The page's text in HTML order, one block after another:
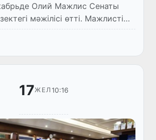
Сенаты
мәжілісі өтті. Мажлисті
Танзила Нарбаева жүргізді.
17ЖЕЛ 10:16